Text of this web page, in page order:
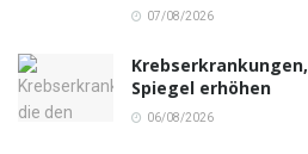
07/08/2026
Spiegel erhöhen
06/08/2026